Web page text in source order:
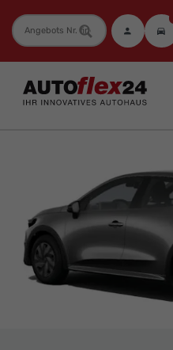
Fahrzeugnummer
Autoflex24
GmbH
Jahreswagen
und
Gebrauchtwagen
zu
Top-